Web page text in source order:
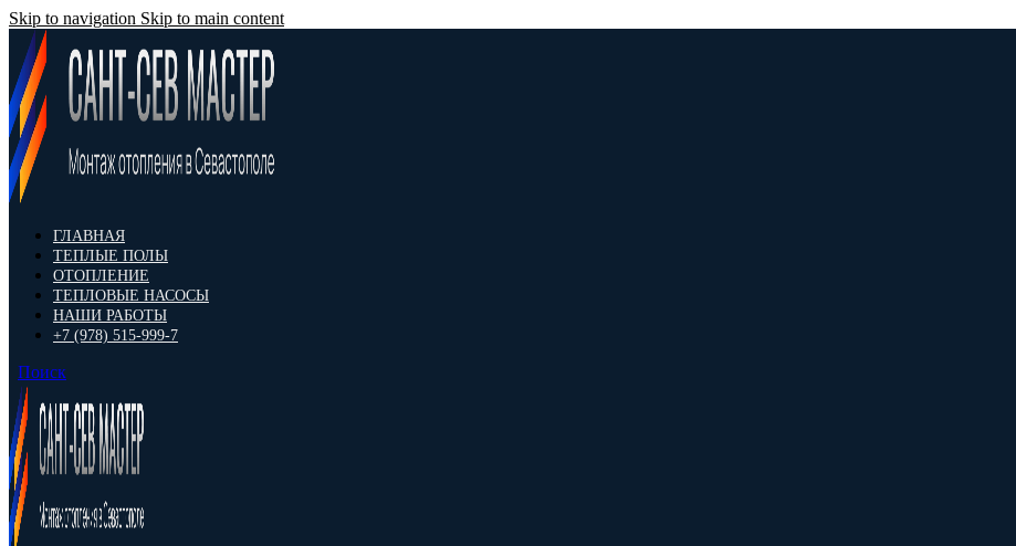
Skip to navigation Skip to main content
ГЛАВНАЯ
ТЕПЛЫЕ ПОЛЫ
ОТОПЛЕНИЕ
ТЕПЛОВЫЕ НАСОСЫ
НАШИ РАБОТЫ
+7 (978) 515-999-7
Поиск